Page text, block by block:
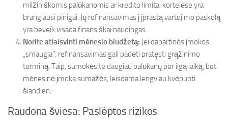
milžiniškomis palūkanomis ar kredito limitai kortelėse yra
brangiausi pinigai. Jų refinansavimas į įprastą vartojimo paskolą
yra beveik visada finansiškai naudingas.
Norite atlaisvinti mėnesio biudžetą: Jei dabartinės įmokos
„smaugia“, refinansavimas gali padėti pratęsti grąžinimo
terminą. Taip, sumokėsite daugiau palūkanų per ilgą laiką, bet
mėnesinė įmoka sumažės, leisdama lengviau kvėpuoti
šiandien.
Raudona šviesa: Paslėptos rizikos